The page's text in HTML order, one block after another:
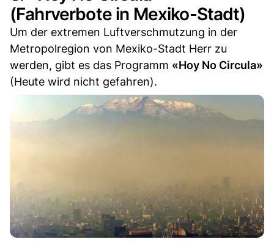
(Fahrverbote in Mexiko-Stadt)
Um der extremen Luftverschmutzung in der
Metropolregion von Mexiko-Stadt Herr zu
werden, gibt es das Programm «Hoy No Circula»
(Heute wird nicht gefahren).